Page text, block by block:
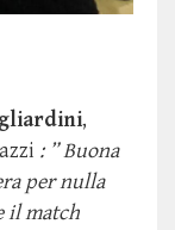
,
: ” Buona
per nulla
il match